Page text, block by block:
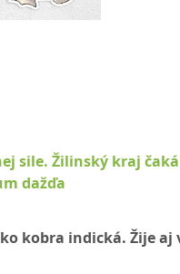
sile. Žilinský kraj čaká
dažďa
kobra indická. Žije aj